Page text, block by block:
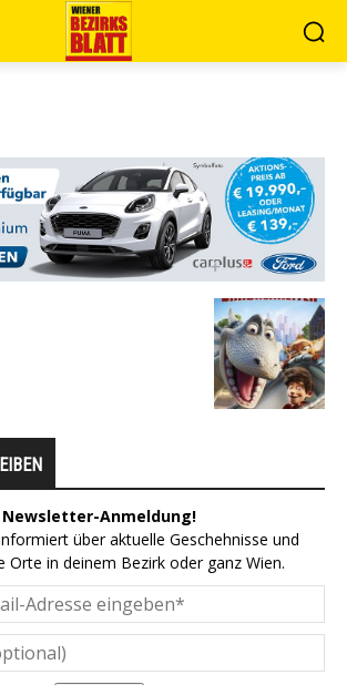
Newsletter-Anmeldung!
über aktuelle Geschehnisse und
Orte in deinem Bezirk oder ganz Wien.